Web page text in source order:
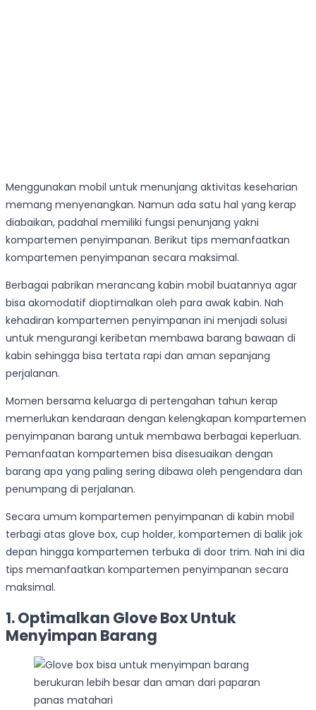
Menggunakan mobil untuk menunjang aktivitas keseharian
memang menyenangkan. Namun ada satu hal yang kerap
diabaikan, padahal memiliki fungsi penunjang yakni
kompartemen penyimpanan. Berikut tips memanfaatkan
kompartemen penyimpanan secara maksimal.
Berbagai pabrikan merancang kabin mobil buatannya agar
bisa akomodatif dioptimalkan oleh para awak kabin. Nah
kehadiran kompartemen penyimpanan ini menjadi solusi
untuk mengurangi keribetan membawa barang bawaan di
kabin sehingga bisa tertata rapi dan aman sepanjang
perjalanan.
Momen bersama keluarga di pertengahan tahun kerap
memerlukan kendaraan dengan kelengkapan kompartemen
penyimpanan barang untuk membawa berbagai keperluan.
Pemanfaatan kompartemen bisa disesuaikan dengan
barang apa yang paling sering dibawa oleh pengendara dan
penumpang di perjalanan.
Secara umum kompartemen penyimpanan di kabin mobil
terbagi atas glove box, cup holder, kompartemen di balik jok
depan hingga kompartemen terbuka di door trim. Nah ini dia
tips memanfaatkan kompartemen penyimpanan secara
maksimal.
1. Optimalkan Glove Box Untuk
Menyimpan Barang